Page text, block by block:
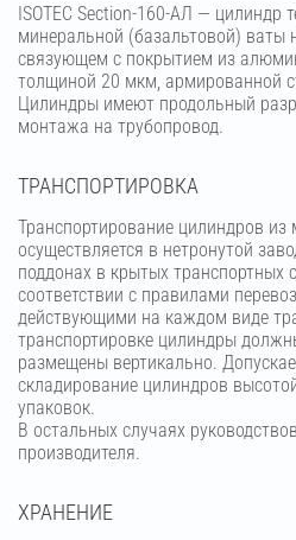
ISOTEC Section-160-АЛ — цилиндр
минеральной (базальтовой) ваты
связующем с покрытием из
толщиной 20 мкм, армированной
Цилиндры имеют продольный
монтажа на трубопровод.
ТРАНСПОРТИРОВКА
Транспортирование цилиндров
осуществляется в нетронутой
поддонах в крытых транспортных
соответствии с правилами
действующими на каждом виде
транспортировке цилиндры
размещены вертикально.
складирование цилиндров
упаковок.
В остальных случаях
производителя.
ХРАНЕНИЕ